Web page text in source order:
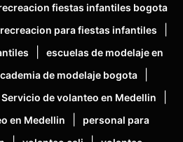
fiestas infantiles bogota
para fiestas infantiles
escuelas de modelaje en
de modelaje bogota
Servicio de volanteo en Medellin
en Medellin
personal para